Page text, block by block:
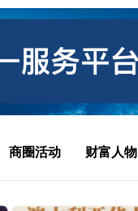
商圈活动 财富人物